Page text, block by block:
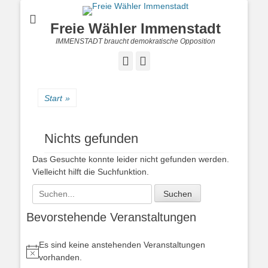
Freie Wähler Immenstadt
IMMENSTADT braucht demokratische Opposition
Facebook
Start »
Nichts gefunden
Das Gesuchte konnte leider nicht gefunden werden.
Vielleicht hilft die Suchfunktion.
Suchen
nach:
Bevorstehende Veranstaltungen
Hinweis
Es sind keine anstehenden Veranstaltungen
vorhanden.